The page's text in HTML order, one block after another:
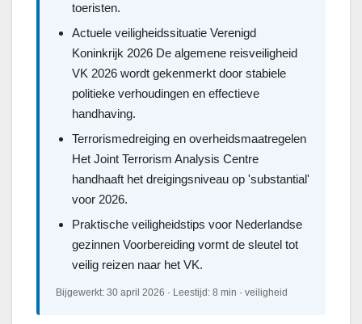
toeristen.
Actuele veiligheidssituatie Verenigd
Koninkrijk 2026 De algemene reisveiligheid
VK 2026 wordt gekenmerkt door stabiele
politieke verhoudingen en effectieve
handhaving.
Terrorismedreiging en overheidsmaatregelen
Het Joint Terrorism Analysis Centre
handhaaft het dreigingsniveau op 'substantial'
voor 2026.
Praktische veiligheidstips voor Nederlandse
gezinnen Voorbereiding vormt de sleutel tot
veilig reizen naar het VK.
Bijgewerkt: 30 april 2026 · Leestijd: 8 min · veiligheid